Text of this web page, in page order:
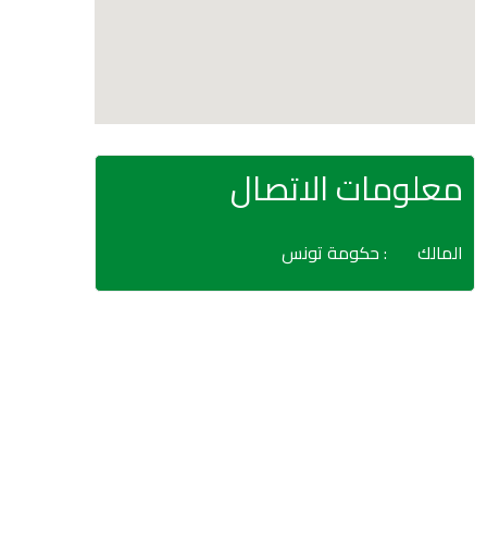
معلومات الاتصال
المالك : حكومة تونس